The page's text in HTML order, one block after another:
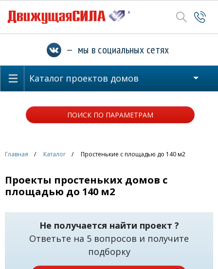
— мы в социальных сетях
Каталог проектов домов
ПОИСК ПО ПАРАМЕТРАМ
Главная Каталог Простенькие с площадью до 140 м2
Проекты простеньких домов с
площадью до 140 м2
Не получается найти проект ?
Ответьте на 5 вопросов и получите
подборку